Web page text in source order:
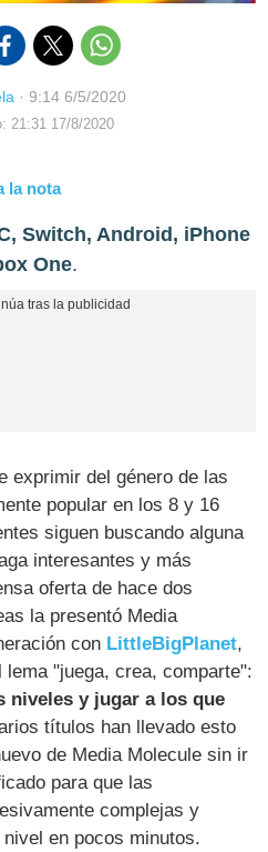
· 9:14 6/5/2020
21:31 17/8/2020
la nota
Switch, Android, iPhone
One.
exprimir del género de las
popular en los 8 y 16
siguen buscando alguna
interesantes y más
oferta de hace dos
la presentó Media
con LittleBigPlanet,
"juega, crea, comparte":
niveles y jugar a los que
títulos han llevado esto
de Media Molecule sin ir
para que las
complejas y
en pocos minutos.